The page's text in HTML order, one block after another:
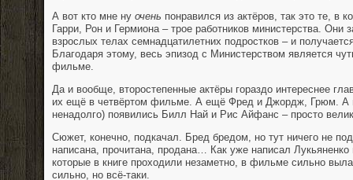
А вот кто мне ну очень понравился из актёров, так это те, в
Гарри, Рон и Гермиона – трое работников министерства. Они
взрослых телах семнадцатилетних подростков – и
Благодаря этому, весь эпизод с Министерством является
фильме.
Да и вообще, второстепенные актёры гораздо интереснее
их ещё в четвёртом фильме. А ещё Фред и Джордж, Грюм. А
ненадолго) появились Билл Най и Рис Айфанс – просто
Сюжет, конечно, подкачал. Бред бредом, но тут ничего не
написана, прочитана, продана… Как уже написал
которые в книге проходили незаметно, в фильме сильно
сильно, но всё-таки.